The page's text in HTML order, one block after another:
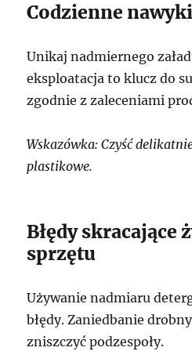
Codzienne
Unikaj nadmiernego
eksploatacja to klucz do
zgodnie z zaleceniami
Wskazówka: Czyść
plastikowe.
Błędy skracające
sprzętu
Używanie nadmiaru
błędy. Zaniedbanie
zniszczyć podzespoły.